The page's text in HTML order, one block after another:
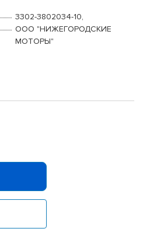
3302-3802034-10,
ООО "НИЖЕГОРОДСКИЕ
МОТОРЫ"